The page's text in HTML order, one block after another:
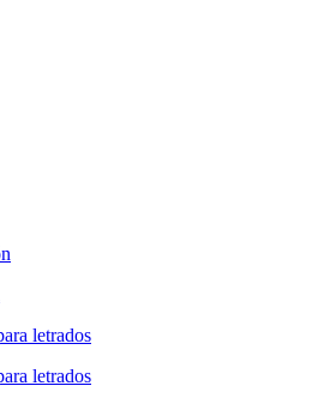
letrados
letrados